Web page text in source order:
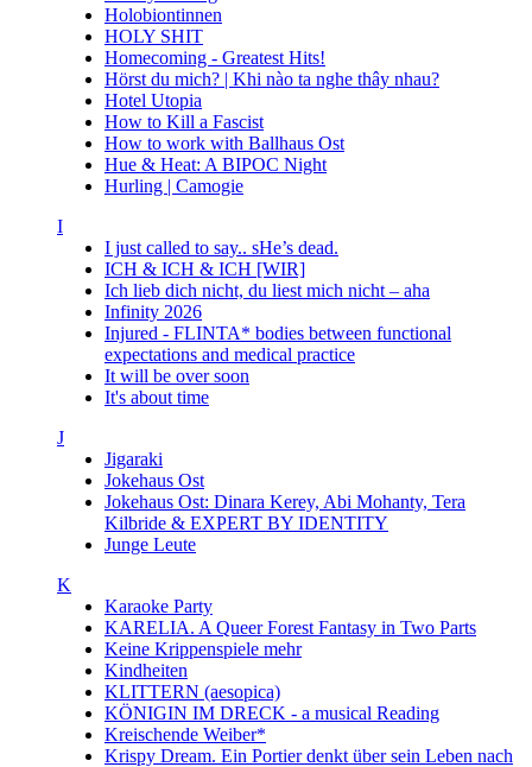
Holobiontinnen
HOLY SHIT
Homecoming - Greatest Hits!
Hörst du mich? | Khi nào ta nghe thây nhau?
Hotel Utopia
How to Kill a Fascist
How to work with Ballhaus Ost
Hue & Heat: A BIPOC Night
Hurling | Camogie
I
I just called to say.. sHe’s dead.
ICH & ICH & ICH [WIR]
Ich lieb dich nicht, du liest mich nicht – aha
Infinity 2026
Injured - FLINTA* bodies between functional
expectations and medical practice
It will be over soon
It's about time
J
Jigaraki
Jokehaus Ost
Jokehaus Ost: Dinara Kerey, Abi Mohanty, Tera
Kilbride & EXPERT BY IDENTITY
Junge Leute
K
Karaoke Party
KARELIA. A Queer Forest Fantasy in Two Parts
Keine Krippenspiele mehr
Kindheiten
KLITTERN (aesopica)
KÖNIGIN IM DRECK - a musical Reading
Kreischende Weiber*
Krispy Dream. Ein Portier denkt über sein Leben nach